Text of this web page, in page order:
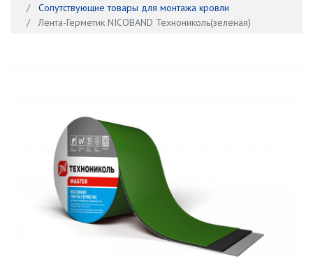
Сопутствующие товары для монтажа кровли
Лента-Герметик NICOBAND Технониколь(зеленая)